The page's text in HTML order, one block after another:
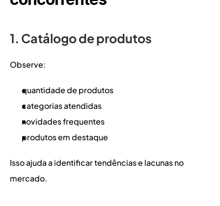
1. Catálogo de produtos
Observe:
quantidade de produtos
categorias atendidas
novidades frequentes
produtos em destaque
Isso ajuda a identificar tendências e lacunas no
mercado.